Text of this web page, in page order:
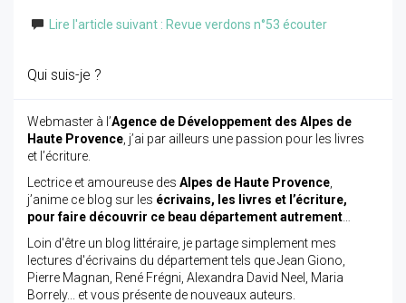
Lire l'article suivant : Revue verdons n°53 écouter
Qui suis-je ?
Webmaster à l’Agence de Développement des Alpes de
Haute Provence , j’ai par ailleurs une passion pour les livres
et l’écriture.
Lectrice et amoureuse des Alpes de Haute Provence
j’anime ce blog sur les écrivains, les livres et l’écriture,
pour faire découvrir ce beau département autrement
Loin d'être un blog littéraire, je partage simplement mes
lectures d'écrivains du département tels que Jean Giono,
Pierre Magnan, René Frégni, Alexandra David Neel, Maria
Borrely... et vous présente de nouveaux auteurs.